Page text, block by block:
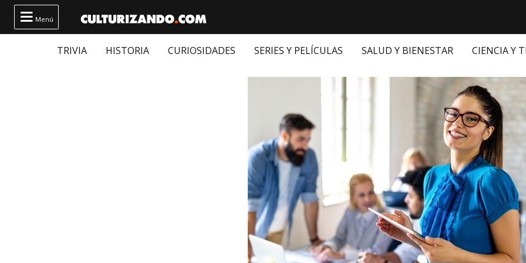
 Menú
TRIVIA HISTORIA CURIOSIDADES SERIES Y PELÍCULAS SALUD Y BIENESTAR CIENCIA Y